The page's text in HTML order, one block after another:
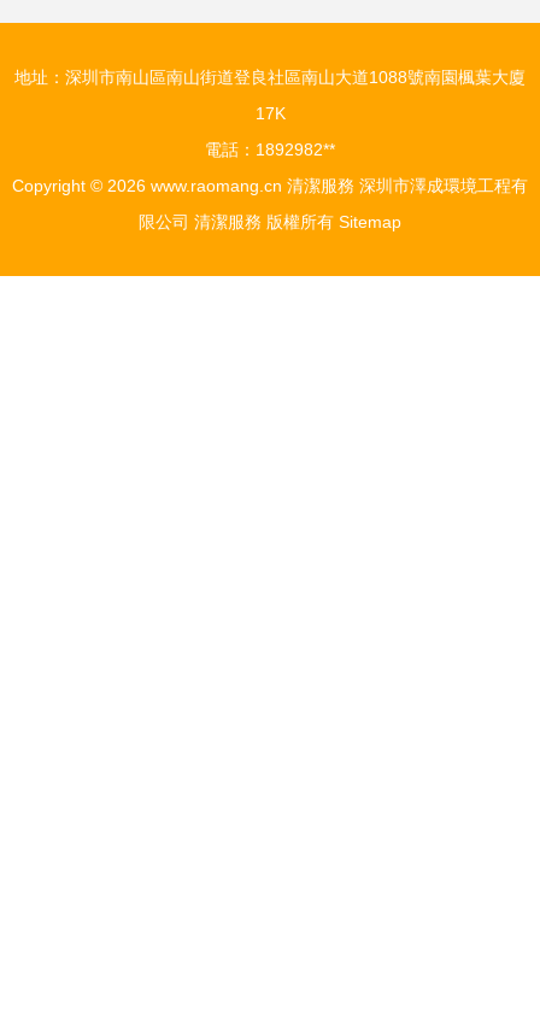
地址：深圳市南山區南山街道登良社區南山大道1088號南園楓葉大廈
17K
電話：1892982**
Copyright © 2026 www.raomang.cn 清潔服務 深圳市澤成環境工程有
限公司 清潔服務 版權所有 Sitemap